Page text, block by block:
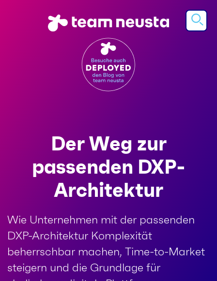
Der Weg zur
passenden DXP-
Architektur
Wie Unternehmen mit der passenden
DXP-Architektur Komplexität
beherrschbar machen, Time-to-Market
steigern und die Grundlage für